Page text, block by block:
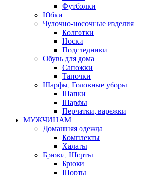
Футболки
Юбки
Чулочно-носочные изделия
Колготки
Носки
Подследники
Обувь для дома
Сапожки
Тапочки
Шарфы, Головные уборы
Шапки
Шарфы
Перчатки, варежки
МУЖЧИНАМ
Домашняя одежда
Комплекты
Халаты
Брюки, Шорты
Брюки
Шорты